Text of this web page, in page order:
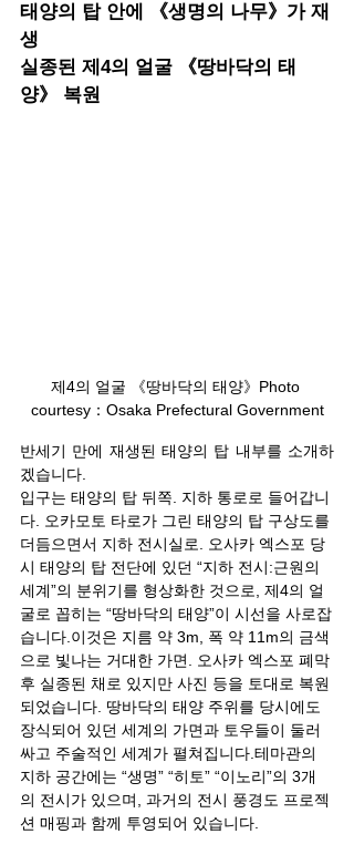
태양의 탑 안에 《생명의 나무》가 재
생
실종된 제4의 얼굴 《땅바닥의 태
양》 복원
제4의 얼굴 《땅바닥의 태양》Photo
courtesy：Osaka Prefectural Government
반세기 만에 재생된 태양의 탑 내부를 소개하
겠습니다.
입구는 태양의 탑 뒤쪽. 지하 통로로 들어갑니
다. 오카모토 타로가 그린 태양의 탑 구상도를
더듬으면서 지하 전시실로. 오사카 엑스포 당
시 태양의 탑 전단에 있던 “지하 전시:근원의
세계”의 분위기를 형상화한 것으로, 제4의 얼
굴로 꼽히는 “땅바닥의 태양”이 시선을 사로잡
습니다.이것은 지름 약 3m, 폭 약 11m의 금색
으로 빛나는 거대한 가면. 오사카 엑스포 폐막
후 실종된 채로 있지만 사진 등을 토대로 복원
되었습니다. 땅바닥의 태양 주위를 당시에도
장식되어 있던 세계의 가면과 토우들이 둘러
싸고 주술적인 세계가 펼쳐집니다.테마관의
지하 공간에는 “생명” “히토” “이노리”의 3개
의 전시가 있으며, 과거의 전시 풍경도 프로젝
션 매핑과 함께 투영되어 있습니다.